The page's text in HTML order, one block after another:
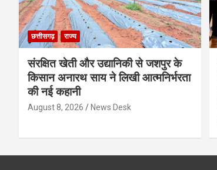
छत्तीसगढ़ राज्य
संरक्षित खेती और उद्यानिकी से जशपुर के
किसान अनारथ साय ने लिखी आत्मनिर्भरता
की नई कहानी
August 8, 2026 News Desk